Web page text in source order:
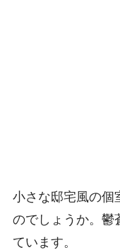
小さな邸宅風の個
のでしょうか。鬱
ています。